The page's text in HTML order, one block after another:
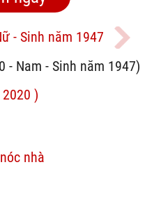
- Sinh năm 1947
- Nam - Sinh năm 1947)
)
nhà